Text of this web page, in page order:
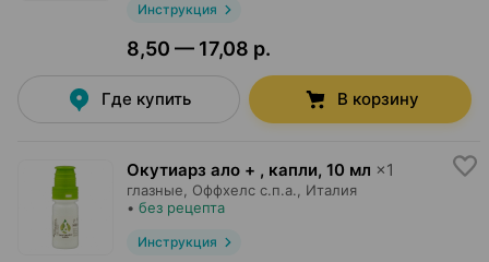
Инструкция
8,50 — 17,08 р.
Где купить В корзину
Окутиарз ало + , капли, 10 мл ×1
глазные, Оффхелс с.п.а.
, Италия
• без рецепта
Инструкция